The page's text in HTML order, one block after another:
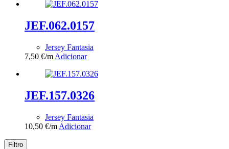
JEF.062.0157
Jersey Fantasia
7,50 €/m Adicionar
JEF.157.0326
Jersey Fantasia
10,50 €/m Adicionar
Filtro